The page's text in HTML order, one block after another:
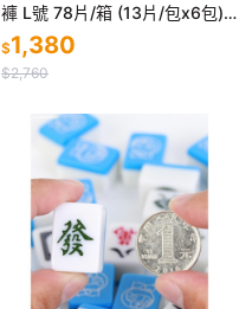
褲 L號 78片/箱 (13片/包x6包)
成箱價優惠
$1,380
$2,760